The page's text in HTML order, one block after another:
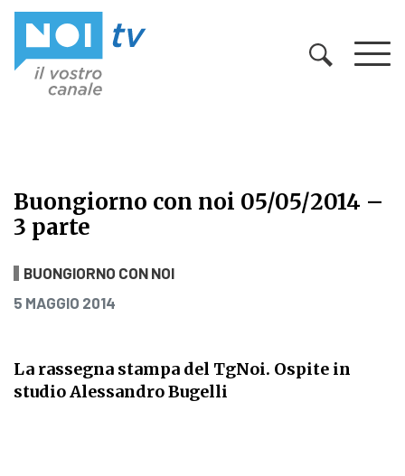
Buongiorno con noi 05/05/2014 –
3 parte
Buongiorno con noi 05/05/2014 –
BUONGIORNO CON NOI
PUBBLICATO IL
5 MAGGIO 2014
La rassegna stampa del TgNoi. Ospite in
studio Alessandro Bugelli